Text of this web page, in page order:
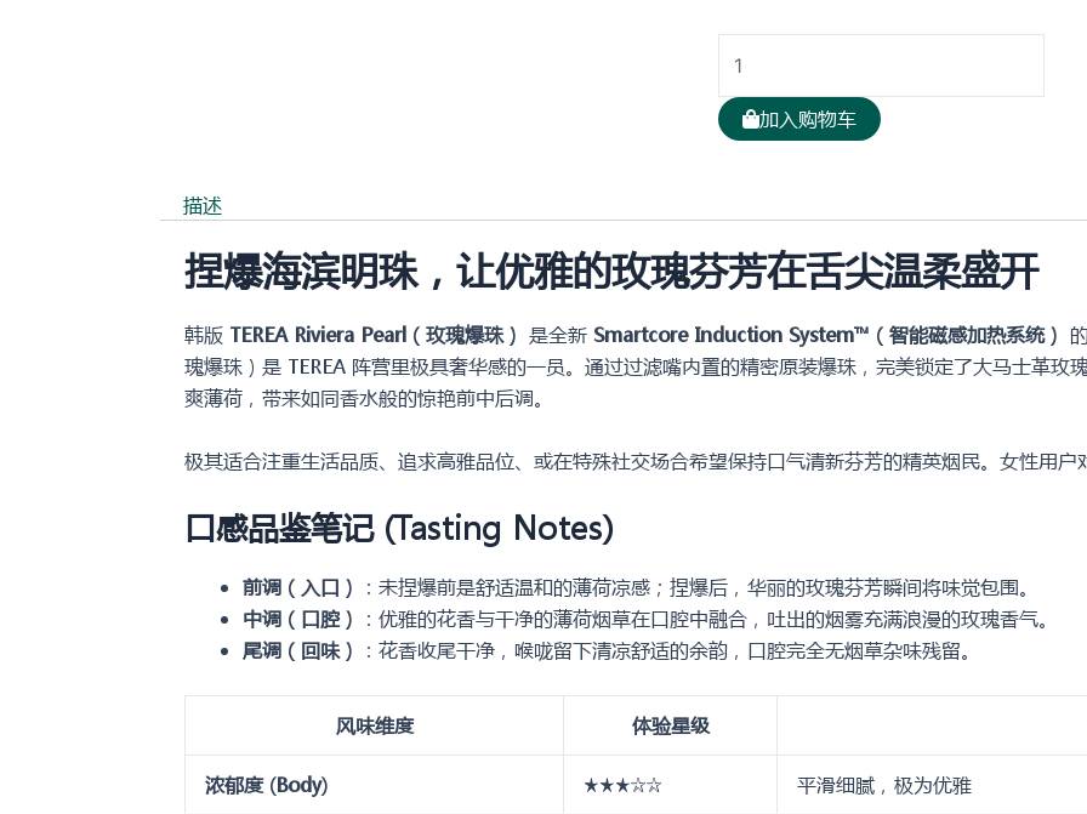
TEREA
海
Riviera
玫
瑰
烟
装
数
量
加入购物车
描述
捏爆海滨明珠，让优雅的玫瑰芬芳在舌尖温柔盛开
韩版 TEREA Riviera Pearl（玫瑰爆珠） 是全新 Smartcore Induction System™（智能磁感加热系统）
瑰爆珠）是 TEREA 阵营里极具奢华感的一员。通过过滤嘴内置的精密原装爆珠，完美锁定了大马士革玫
爽薄荷，带来如同香水般的惊艳前中后调。
极其适合注重生活品质、追求高雅品位、或在特殊社交场合希望保持口气清新芬芳的精英烟民。女性用户
口感品鉴笔记 (Tasting Notes)
前调（入口）
：未捏爆前是舒适温和的薄荷凉感；捏爆后，华丽的玫瑰芬芳瞬间将味觉包围。
中调（口腔）
：优雅的花香与干净的薄荷烟草在口腔中融合，吐出的烟雾充满浪漫的玫瑰香气。
尾调（回味）
：花香收尾干净，喉咙留下清凉舒适的余韵，口腔完全无烟草杂味残留。
风味维度 体验星级
浓郁度 (Body) ★★★☆☆ 平滑细腻，极为优雅